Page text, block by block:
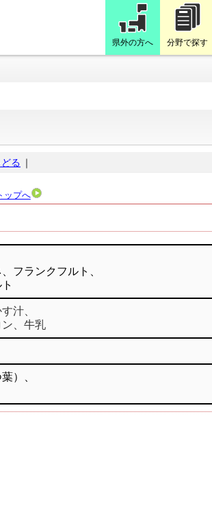
県外の方へ 分野で探す
どる ｜
ップへ
フランクフルト、
汁、
、牛乳
）、